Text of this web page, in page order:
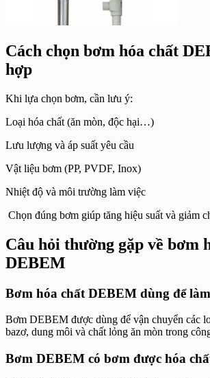
Cách chọn bơm hóa chất
hợp
Khi lựa chọn bơm, cần lưu ý:
Loại hóa chất (ăn mòn, độc hại…)
Lưu lượng và áp suất yêu cầu
Vật liệu bơm (PP, PVDF, Inox)
Nhiệt độ và môi trường làm việc
Chọn đúng bơm giúp tăng hiệu suất và giảm
Câu hỏi thường gặp về bơm
DEBEM
Bơm hóa chất DEBEM dùng để
Bơm DEBEM được dùng để vận chuyển các
bazơ, dung môi và chất lỏng ăn mòn trong
Bơm DEBEM có bơm được hóa